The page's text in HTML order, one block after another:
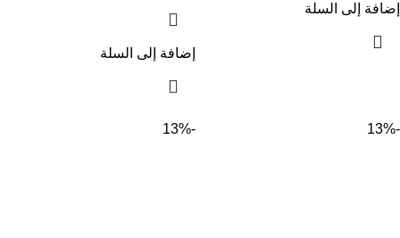
إضافة إلى السلة
إضافة إلى السلة
-13%
-13%